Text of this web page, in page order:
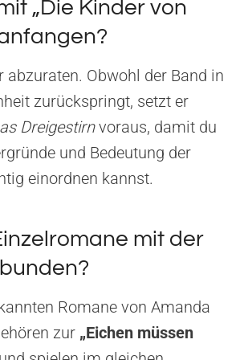
„Die Kinder von
abzuraten. Obwohl der Band in
zurückspringt, setzt er
Dreigestirnvoraus, damit du
und Bedeutung der
einordnen kannst.
mit der
Romane von Amanda
zur „Eichen müssen